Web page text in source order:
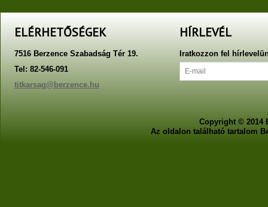
ELÉRHETŐSÉGEK
7516 Berzence Szabadság Tér 19.
Tel: 82-546-091
titkarsag@berzence.hu
HÍRLEVÉL
Iratkozzon fel
Copyright © 2014
Az oldalon található tartalom